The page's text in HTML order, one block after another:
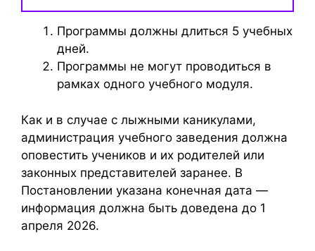
Программы должны длиться 5 учебных
дней.
Программы не могут проводиться в
рамках одного учебного модуля.
Как и в случае с лыжными каникулами,
администрация учебного заведения должна
оповестить учеников и их родителей или
законных представителей заранее. В
Постановлении указана конечная дата —
информация должна быть доведена до 1
апреля 2026.